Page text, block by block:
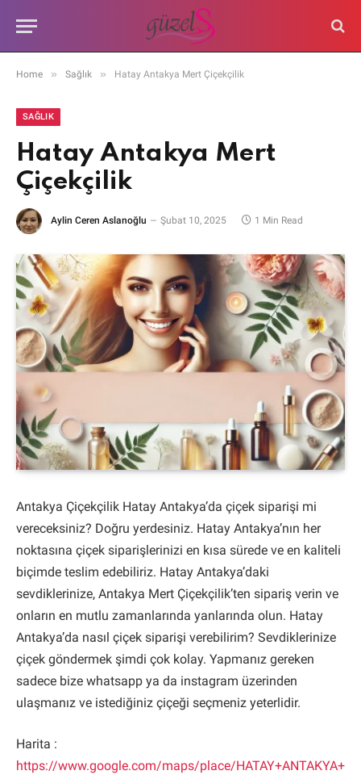
Home » Sağlık » Hatay Antakya Mert Çiçekçilik
SAĞLIK
Hatay Antakya Mert
Çiçekçilik
Aylin Ceren Aslanoğlu Şubat 10, 2025 1 Min Read
Antakya Çiçekçilik Hatay Antakya’da çiçek siparişi mi
vereceksiniz? Doğru yerdesiniz. Hatay Antakya’nın her
noktasına çiçek siparişlerinizi en kısa sürede ve en kaliteli
biçimde teslim edebiliriz. Hatay Antakya’daki
sevdiklerinize, Antakya Mert Çiçekçilik’ten sipariş verin ve
onların en mutlu zamanlarında yanlarında olun. Hatay
Antakya’da nasıl çiçek siparişi verebilirim? Sevdiklerinize
çiçek göndermek şimdi çok kolay. Yapmanız gereken
sadece bize whatsapp ya da instagram üzerinden
ulaşmanız ve istediğiniz çiçeği seçmeniz yeterlidir.
Harita :
https://www.google.com/maps/place/HATAY+ANTAKYA+